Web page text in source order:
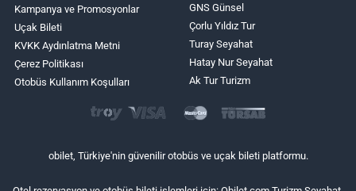
Kampanya ve Promosyonlar
Uçak Bileti
KVKK Aydınlatma Metni
Çerez Politikası
Otobüs Kullanım Koşulları
GNS Günsel
Çorlu Yıldız Tur
Turay Seyahat
Hatay Nur Seyahat
Ak Tur Turizm
obilet, Türkiye'nin güvenilir otobüs ve uçak bileti platformu.